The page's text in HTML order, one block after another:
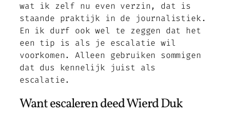
wat ik zelf nu even verzin, dat is
staande praktijk in de journalistiek.
En ik durf ook wel te zeggen dat het
een tip is als je escalatie wil
voorkomen. Alleen gebruiken sommigen
dat dus kennelijk juist als
escalatie.
Want escaleren deed Wierd Duk